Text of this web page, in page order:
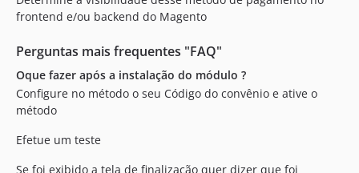
frontend e/ou backend do Magento
Perguntas mais frequentes "FAQ"
Oque fazer após a instalação do módulo ?
Configure no método o seu Código do convênio e ative o
método
Efetue um teste
Se foi exibido a tela de finalização quer dizer que foi